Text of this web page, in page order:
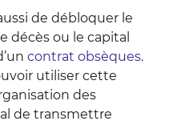
de débloquer le
décès ou le capital
contrat obsèques.
utiliser cette
des
de transmettre